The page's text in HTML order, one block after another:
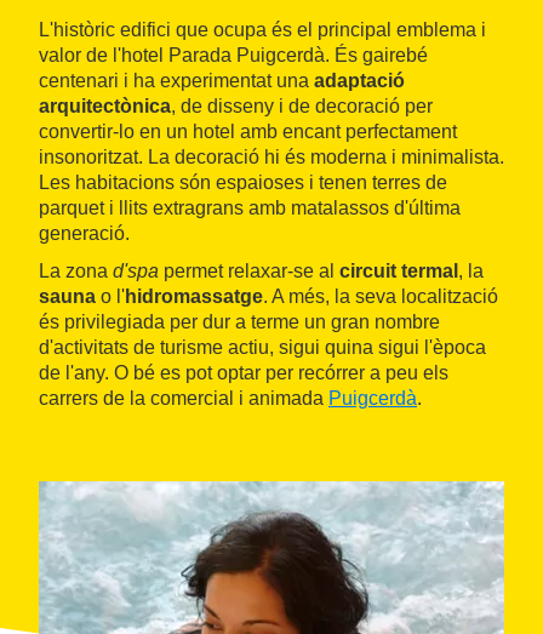
L'històric edifici que ocupa és el principal emblema i
valor de l'hotel Parada Puigcerdà. És gairebé
centenari i ha experimentat una adaptació
arquitectònica, de disseny i de decoració per
convertir-lo en un hotel amb encant perfectament
insonoritzat. La decoració hi és moderna i minimalista.
Les habitacions són espaioses i tenen terres de
parquet i llits extragrans amb matalassos d'última
generació.
La zona d'spa permet relaxar-se al circuit termal , la
sauna o l'hidromassatge. A més, la seva localització
és privilegiada per dur a terme un gran nombre
d'activitats de turisme actiu, sigui quina sigui l'època
de l'any. O bé es pot optar per recórrer a peu els
carrers de la comercial i animada Puigcerdà.